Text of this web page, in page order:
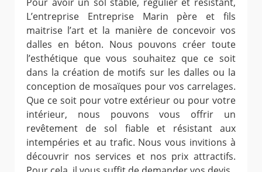
L’entreprise Entreprise Marin père et fils
maitrise l’art et la manière de concevoir vos
dalles en béton. Nous pouvons créer toute
l’esthétique que vous souhaitez que ce soit
dans la création de motifs sur les dalles ou la
conception de mosaïques pour vos carrelages.
Que ce soit pour votre extérieur ou pour votre
intérieur, nous pouvons vous offrir un
revêtement de sol fiable et résistant aux
intempéries et au trafic. Nous vous invitions à
découvrir nos services et nos prix attractifs.